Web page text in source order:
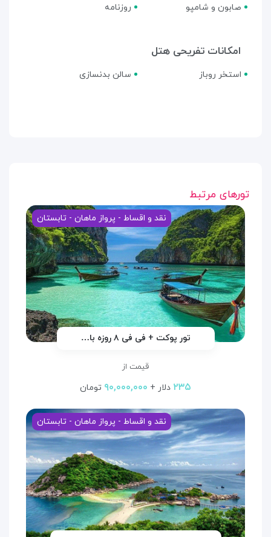
صابون و شامپو روزنامه
امکانات تفریحی هتل
استخر روباز سالن بدنسازی
تورهای مرتبط
نقد و اقساط - پرواز ماهان - تابستان
تور پوکت + فی فی ۸ روزه با…
قیمت از
۲۳۵ دلار + ۹۰,۰۰۰,۰۰۰ تومان
نقد و اقساط - پرواز ماهان - تابستان